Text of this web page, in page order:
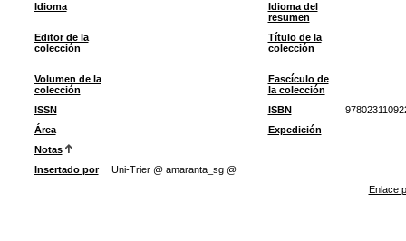
Idioma
Idioma del
resumen
Editor de la
colección
Título de la
colección
Volumen de la
colección
Fascículo de
la colección
ISSN
ISBN
Área
Expedición
Notas
Insertado por
Uni-Trier @ amaranta_sg @
Enlace